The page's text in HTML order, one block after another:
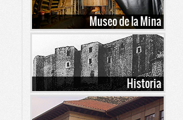
Museo de la Mina
Historia